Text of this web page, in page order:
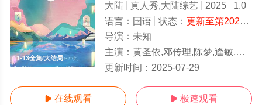
1-13全集/大结局
大陆 真人秀,大陆综艺 2025
1.0
语言： 国语 状态： 更新至第20250729期
导演： 未知
主演： 黄圣依,邓传理,陈梦,逢敏,程潇,梁爱群,李嘉格,薄永霞
更新时间： 2025-07-29
 在线观看  极速观看